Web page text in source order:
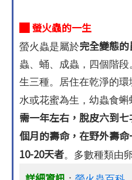
█ 螢火蟲的一生
螢火蟲是屬於完全變態
蟲、蛹、成蟲，四個階
生三種。居住在乾淨的
水或花蜜為生，幼蟲食蝌
需一年左右，脫皮六到
個月的壽命，在野外壽
10-20天者。多數種類由